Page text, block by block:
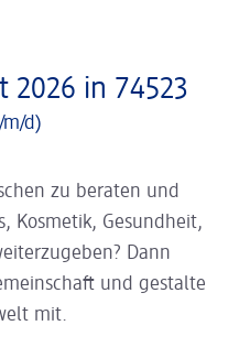
2026 in 74523
m/d)
zu beraten und
Kosmetik, Gesundheit,
Dann
und gestalte
mit.